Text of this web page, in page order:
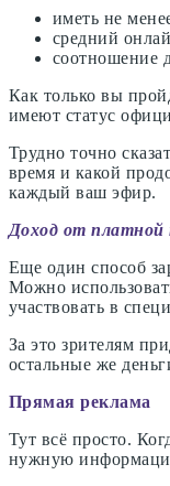
иметь не
средний
соотношение
Как только вы
имеют статус
Трудно точно
время и какой
каждый ваш эфир.
Доход от платной
Еще один способ
Можно
участвовать в
За это зрителям
остальные же
Прямая реклама
Тут всё просто.
нужную